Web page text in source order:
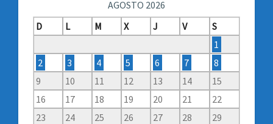
AGOSTO 2026
D
L M X J V
S
1
2
3 4 5 6 7
8
9
10 11 12 13 14
15
16
17 18 19 20 21
22
23
24 25 26 27 28
29